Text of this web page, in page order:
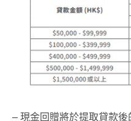
– 現金回贈將於提取貸款